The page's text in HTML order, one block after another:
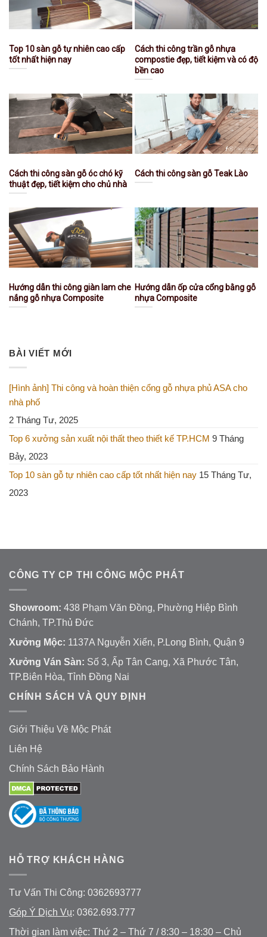
Top 10 sàn gỗ tự nhiên cao cấp
tốt nhất hiện nay
Cách thi công trần gỗ nhựa
compostie đẹp, tiết kiệm và có độ
bền cao
Cách thi công sàn gỗ óc chó kỹ
thuật đẹp, tiết kiệm cho chủ nhà
Cách thi công sàn gỗ Teak Lào
Hướng dẫn thi công giàn lam che
nắng gỗ nhựa Composite
Hướng dẫn ốp cửa cổng bằng gỗ
nhựa Composite
BÀI VIẾT MỚI
[Hình ảnh] Thi công và hoàn thiện cổng gỗ nhựa phủ ASA cho
nhà phố
2 Tháng Tư, 2025
Top 6 xưởng sản xuất nội thất theo thiết kế TP.HCM 9 Tháng
Bảy, 2023
Top 10 sàn gỗ tự nhiên cao cấp tốt nhất hiện nay 15 Tháng Tư,
2023
CÔNG TY CP THI CÔNG MỘC PHÁT
Showroom: 438 Phạm Văn Đồng, Phường Hiệp Bình
Chánh, TP.Thủ Đức
Xưởng Mộc: 1137A Nguyễn Xiển, P.Long Bình, Quận 9
Xưởng Ván Sàn: Số 3, Ấp Tân Cang, Xã Phước Tân,
TP.Biên Hòa, Tỉnh Đồng Nai
CHÍNH SÁCH VÀ QUY ĐỊNH
Giới Thiệu Về Mộc Phát
Liên Hệ
Chính Sách Bảo Hành
HỖ TRỢ KHÁCH HÀNG
Tư Vấn Thi Công: 0362693777
Góp Ý Dịch Vụ: 0362.693.777
Thời gian làm việc: Thứ 2 – Thứ 7 / 8:30 – 18:30 – Chủ